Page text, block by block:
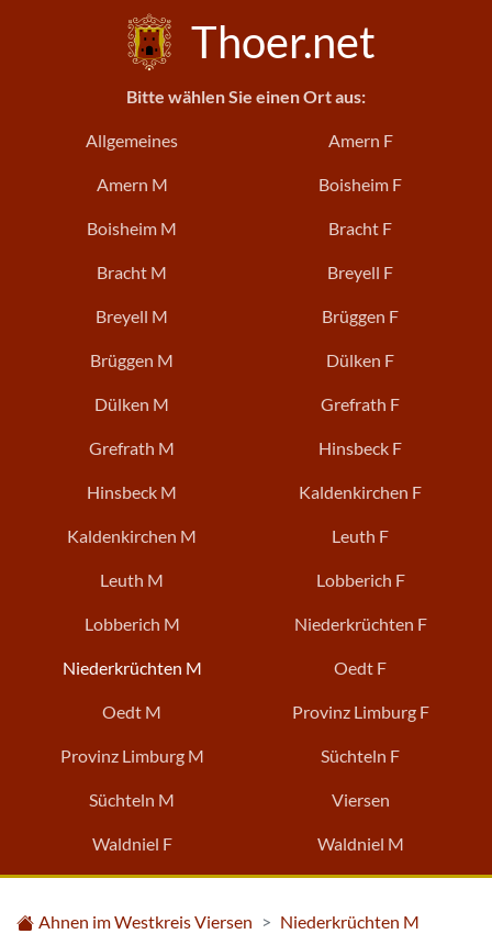
Thoer.net
Bitte wählen Sie einen Ort aus:
Allgemeines Amern F
Amern M Boisheim F
Boisheim M Bracht F
Bracht M Breyell F
Breyell M Brüggen F
Brüggen M Dülken F
Dülken M Grefrath F
Grefrath M Hinsbeck F
Hinsbeck M Kaldenkirchen F
Kaldenkirchen M Leuth F
Leuth M Lobberich F
Lobberich M Niederkrüchten F
Niederkrüchten M Oedt F
Oedt M Provinz Limburg F
Provinz Limburg M Süchteln F
Süchteln M Viersen
Waldniel F Waldniel M
Ahnen im Westkreis Viersen
Niederkrüchten M